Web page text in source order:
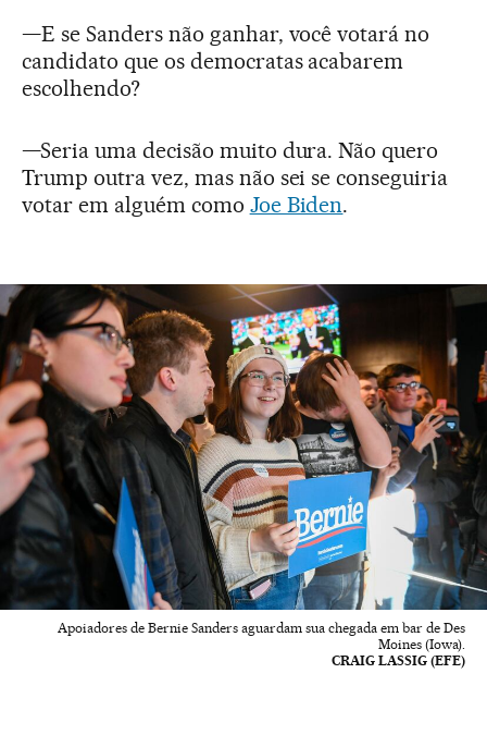
—E se Sanders não ganhar, você votará no
candidato que os democratas acabarem
escolhendo?
—Seria uma decisão muito dura. Não quero
Trump outra vez, mas não sei se conseguiria
votar em alguém como Joe Biden.
Apoiadores de Bernie Sanders aguardam sua chegada em bar de Des
Moines (Iowa).
CRAIG LASSIG (EFE)